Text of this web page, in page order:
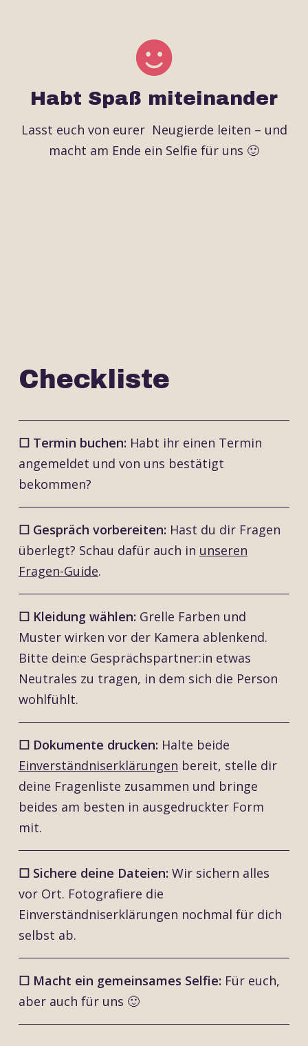
Habt Spaß miteinander
Lasst euch von eurer Neugierde leiten – und
macht am Ende ein Selfie für uns 🙂
Checkliste
☐ Termin buchen: Habt ihr einen Termin
angemeldet und von uns bestätigt
bekommen?
☐ Gespräch vorbereiten: Hast du dir Fragen
überlegt? Schau dafür auch in unseren
Fragen-Guide.
☐ Kleidung wählen: Grelle Farben und
Muster wirken vor der Kamera ablenkend.
Bitte dein:e Gesprächspartner:in etwas
Neutrales zu tragen, in dem sich die Person
wohlfühlt.
☐ Dokumente drucken: Halte beide
Einverständniserklärungen bereit, stelle dir
deine Fragenliste zusammen und bringe
beides am besten in ausgedruckter Form
mit.
☐ Sichere deine Dateien: Wir sichern alles
vor Ort. Fotografiere die
Einverständniserklärungen nochmal für dich
selbst ab.
☐ Macht ein gemeinsames Selfie: Für euch,
aber auch für uns 🙂